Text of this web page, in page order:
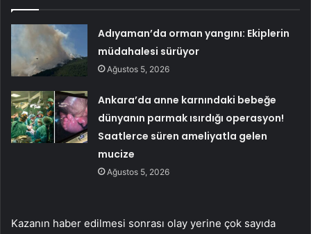
Adıyaman’da orman yangını: Ekiplerin
müdahalesi sürüyor
Ağustos 5, 2026
Ankara’da anne karnındaki bebeğe
dünyanın parmak ısırdığı operasyon!
Saatlerce süren ameliyatla gelen
mucize
Ağustos 5, 2026
Kazanın haber edilmesi sonrası olay yerine çok sayıda